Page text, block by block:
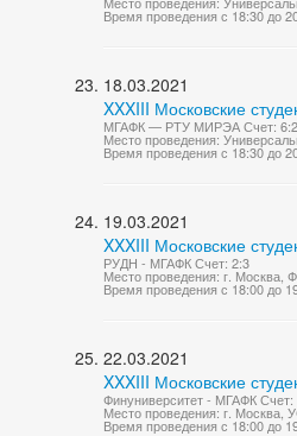
Время проведения с 18:30 до
18.03.2021
XXXIII Московские
МГАФК — РТУ МИРЭА Счет: 6:2
Место проведения:
Время проведения с 18:30 до
19.03.2021
XXXIII Московские
РУДН - МГАФК Счет: 2:3
Место проведения: г. Москва,
Время проведения с 18:00 до
22.03.2021
XXXIII Московские
Финуниверситет - МГАФК Счет:
Место проведения: г. Москва,
Время проведения с 18:00 до